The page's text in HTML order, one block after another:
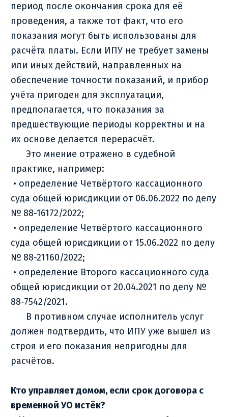
период после окончания срока для её
проведения, а также тот факт, что его
показания могут быть использованы для
расчёта платы. Если ИПУ не требует замены
или иных действий, направленных на
обеспечение точности показаний, и прибор
учёта пригоден для эксплуатации,
предполагается, что показания за
предшествующие периоды корректны и на
их основе делается перерасчёт.
Это мнение отражено в судебной
практике, например:
• определение Четвёртого кассационного
суда общей юрисдикции от 06.06.2022 по делу
№ 88-16172/2022;
• определение Четвёртого кассационного
суда общей юрисдикции от 15.06.2022 по делу
№ 88-21160/2022;
• определение Второго кассационного суда
общей юрисдикции от 20.04.2021 по делу №
88-7542/2021.
В противном случае исполнитель услуг
должен подтвердить, что ИПУ уже вышел из
строя и его показания непригодны для
расчётов.
Кто управляет домом, если срок договора с
временной УО истёк?